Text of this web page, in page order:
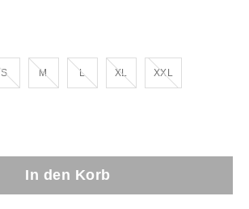
SAusverkauft!
MAusverkauft!
LAusverkauft!
XLAusverkauft!
XXLAusverkauft!
In den Korb